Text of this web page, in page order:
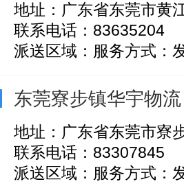
地址：广东省东莞市黄
联系电话：83635204
派送区域：服务方式：
东莞寮步镇华宇物流
地址：广东省东莞市寮
联系电话：83307845
派送区域：服务方式：